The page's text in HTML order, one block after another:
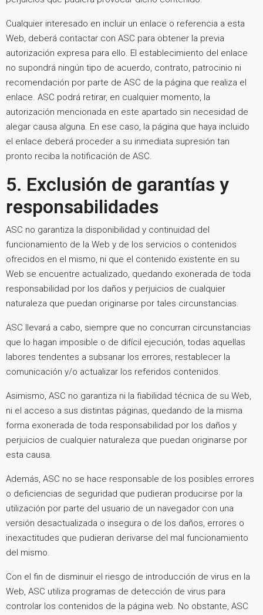
Cualquier interesado en incluir un enlace o referencia a esta
Web, deberá contactar con ASC para obtener la previa
autorización expresa para ello. El establecimiento del enlace
no supondrá ningún tipo de acuerdo, contrato, patrocinio ni
recomendación por parte de ASC de la página que realiza el
enlace. ASC podrá retirar, en cualquier momento, la
autorización mencionada en este apartado sin necesidad de
alegar causa alguna. En ese caso, la página que haya incluido
el enlace deberá proceder a su inmediata supresión tan
pronto reciba la notificación de ASC.
5. Exclusión de garantías y
responsabilidades
ASC no garantiza la disponibilidad y continuidad del
funcionamiento de la Web y de los servicios o contenidos
ofrecidos en el mismo, ni que el contenido existente en su
Web se encuentre actualizado, quedando exonerada de toda
responsabilidad por los daños y perjuicios de cualquier
naturaleza que puedan originarse por tales circunstancias.
ASC llevará a cabo, siempre que no concurran circunstancias
que lo hagan imposible o de difícil ejecución, todas aquellas
labores tendentes a subsanar los errores, restablecer la
comunicación y/o actualizar los referidos contenidos.
Asimismo, ASC no garantiza ni la fiabilidad técnica de su Web,
ni el acceso a sus distintas páginas, quedando de la misma
forma exonerada de toda responsabilidad por los daños y
perjuicios de cualquier naturaleza que puedan originarse por
esta causa.
Además, ASC no se hace responsable de los posibles errores
o deficiencias de seguridad que pudieran producirse por la
utilización por parte del usuario de un navegador con una
versión desactualizada o insegura o de los daños, errores o
inexactitudes que pudieran derivarse del mal funcionamiento
del mismo.
Con el fin de disminuir el riesgo de introducción de virus en la
Web, ASC utiliza programas de detección de virus para
controlar los contenidos de la página web. No obstante, ASC